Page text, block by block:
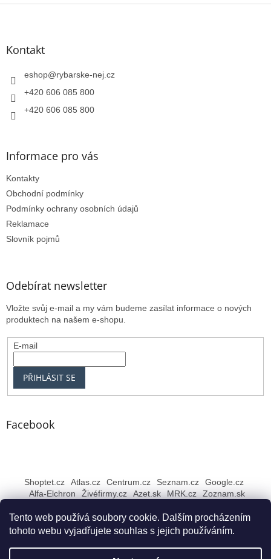
Tento web používá soubory cookie. Dalším procházením
tohoto webu vyjadřujete souhlas s jejich používáním.
Z
Kontakt
eshop@rybarske-nej.cz
+420 606 085 800
+420 606 085 800
Informace pro vás
Kontakty
Obchodní podmínky
Podmínky ochrany osobních údajů
Reklamace
Slovník pojmů
Odebírat newsletter
Vložte svůj e-mail a my vám budeme zasílat informace o nových
produktech na našem e-shopu.
E-mail
PŘIHLÁSIT SE
Facebook
Shoptet.cz Atlas.cz Centrum.cz Seznam.cz
Google.cz
Alfa-Elchron
Živéfirmy.cz Azet.sk MRK.cz Zoznam.sk